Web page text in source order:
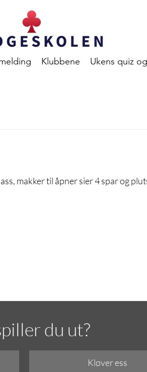
Klubbene Ukens quiz
makker til åpner sier 4 spar og
du ut?
Kløver ess